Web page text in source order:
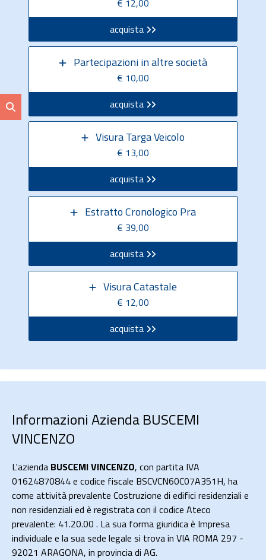
€ 12,00
acquista
Partecipazioni in altre società
€ 10,00
acquista
Visura Targa Veicolo
€ 13,00
acquista
Estratto Cronologico Pra
€ 39,00
acquista
Visura Catastale
€ 12,00
acquista
Informazioni Azienda BUSCEMI
VINCENZO
L'azienda BUSCEMI VINCENZO, con partita IVA
01624870844 e codice fiscale BSCVCN60C07A351H, ha
come attività prevalente Costruzione di edifici residenziali e
non residenziali ed è registrata con il codice Ateco
prevalente: 41.20.00 . La sua forma giuridica è Impresa
individuale e la sua sede legale si trova in VIA ROMA 297 -
92021 ARAGONA, in provincia di AG.